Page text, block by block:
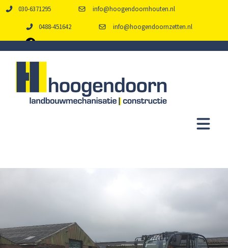
030-6371295 info@hoogendoornhouten.nl
0488-451642 info@hoogendoornzetten.nl